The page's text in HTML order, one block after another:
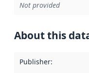
Not provided
About this
Publisher: